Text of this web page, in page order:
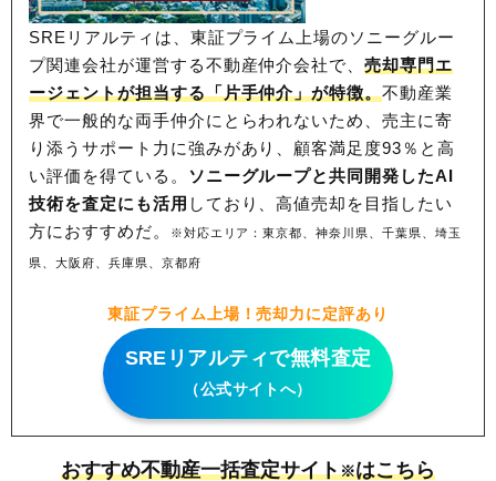
SREリアルティは、東証プライム上場のソニーグルー
プ関連会社が運営する不動産仲介会社で、売却専門エ
ージェントが担当する「片手仲介」が特徴。不動産業
界で一般的な両手仲介にとらわれないため、売主に寄
り添うサポート力に強みがあり、顧客満足度93％と高
い評価を得ている。 ソニーグループと共同開発したAI
技術を査定にも活用 しており、高値売却を目指したい
方におすすめだ。
※対応エリア：東京都、神奈川県、千葉県、埼玉
県、大阪府、兵庫県、京都府
東証プライム上場！売却力に定評あり
SREリアルティで無料査定
（公式サイトへ）
おすすめ不動産一括査定サイト※はこちら